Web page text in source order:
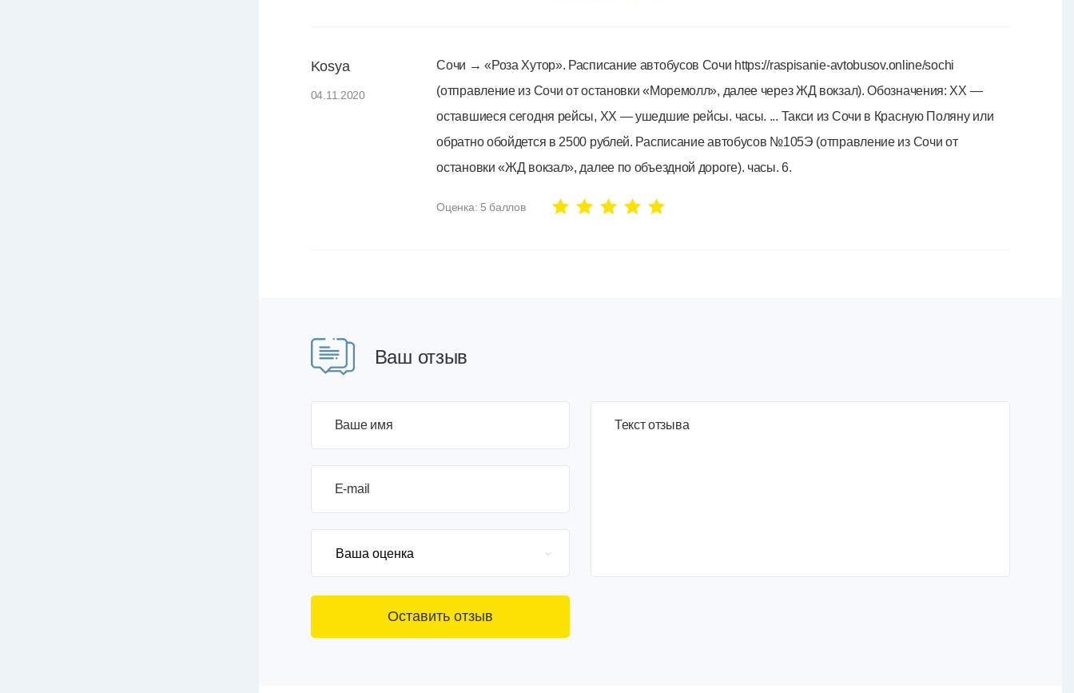
Kosya
04.11.2020
Сочи → «Роза Хутор». Расписание автобусов Сочи https://raspisanie-avtobusov.online/sochi
(отправление из Сочи от остановки «Моремолл», далее через ЖД вокзал). Обозначения: ХХ —
оставшиеся сегодня рейсы, ХХ — ушедшие рейсы. часы. ... Такси из Сочи в Красную Поляну или
обратно обойдется в 2500 рублей. Расписание автобусов №105Э (отправление из Сочи от
остановки «ЖД вокзал», далее по объездной дороге). часы. 6.
Оценка: 5 баллов
Ваш отзыв
Ваше имя
E-mail
Текст отзыва
3+6=